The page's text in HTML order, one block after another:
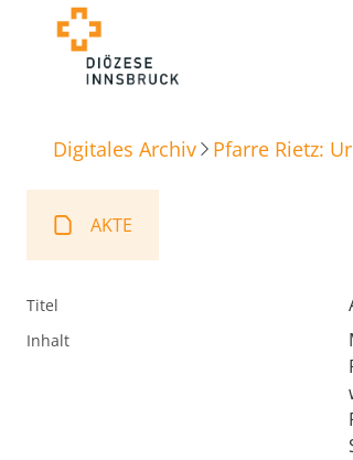
Digitales Archiv Pfarre Rietz:
AKTE
Titel
Inhalt